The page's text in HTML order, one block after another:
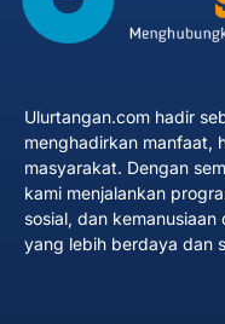
Ulurtangan.com hadir
menghadirkan manfaat,
masyarakat. Dengan
kami menjalankan
sosial, dan
yang lebih berdaya dan